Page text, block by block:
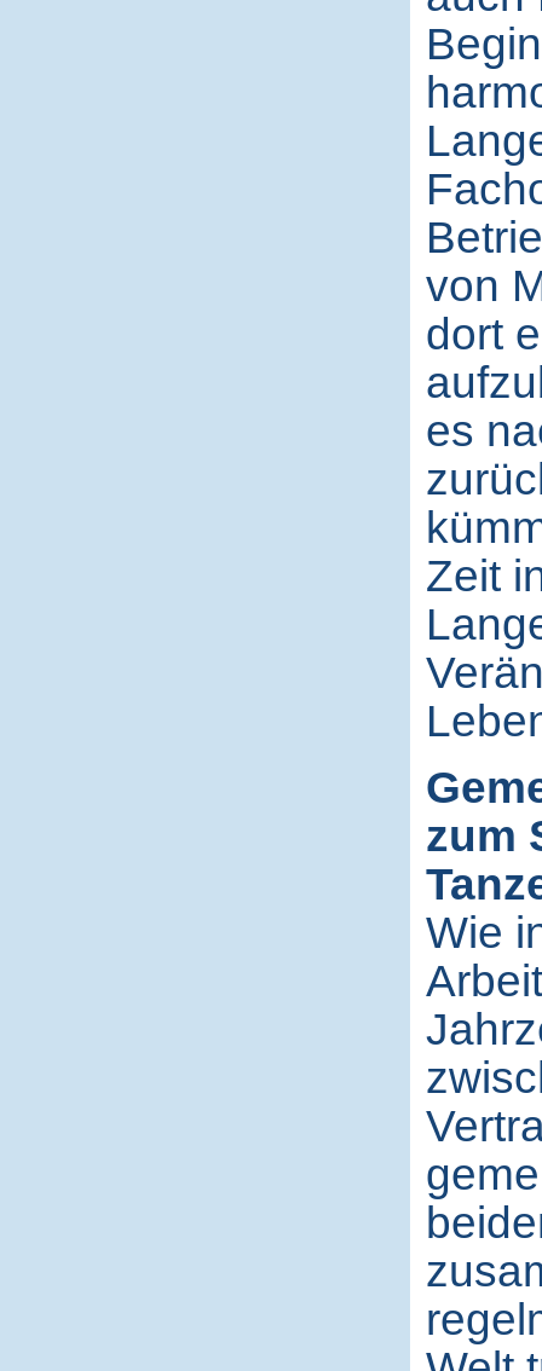
von
dort
es
Zeit
zum
Wie